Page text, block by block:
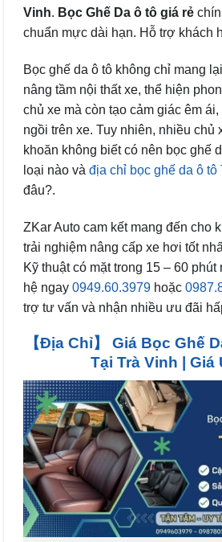
Vinh. Bọc Ghế Da ô tô giá rẻ
chuẩn mực dài hạn. Hỗ trợ khách
Bọc ghế da ô tô không chỉ mang
nâng tầm nội thất xe, thể hiện
chủ xe mà còn tạo cảm giác êm
ngồi trên xe. Tuy nhiên, nhiều chủ
khoăn không biết có nên bọc ghế
loại nào và địa chỉ bọc ghế da ô tô
đâu?.
ZKar Auto cam kết mang đến cho
trải nghiệm nâng cấp xe hơi tốt
Kỹ thuật có mặt trong 15 – 60
hệ ngay 0949.60.3979 hoặc
trợ tư vấn và nhận nhiều ưu đãi
【Địa Chỉ】 Giá Bọc Ghế
Tại Trà Vinh | Giá